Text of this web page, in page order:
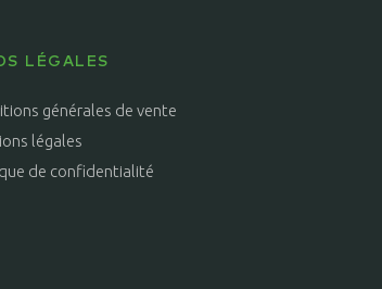
LÉGALES
générales de vente
légales
de confidentialité